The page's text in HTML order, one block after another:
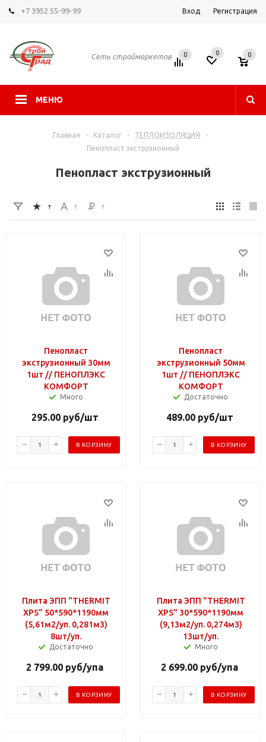
+7 3952 55-99-99 Вход Регистрация
Сеть строймаркетов
МЕНЮ
0 0 0
Главная - Каталог - ТЕПЛОИЗОЛЯЦИЯ
-
Пенопласт экструзионный
Пенопласт экструзионный
Пенопласт
экструзионный 30мм
1шт // ПЕНОПЛЭКС
КОМФОРТ
Много
295.00руб/шт
В КОРЗИНУ
Пенопласт
экструзионный 50мм
1шт // ПЕНОПЛЭКС
КОМФОРТ
Достаточно
489.00руб/шт
В КОРЗИНУ
Плита ЭПП "THERMIT
XPS" 50*590*1190мм
(5,61м2/уп. 0,281м3)
8шт/уп.
Достаточно
2 799.00 руб/упа
В КОРЗИНУ
Плита ЭПП "THERMIT
XPS" 30*590*1190мм
(9,13м2/уп. 0,274м3)
13шт/уп.
Много
2 699.00 руб/упа
В КОРЗИНУ